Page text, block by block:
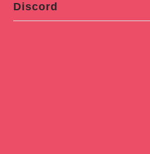
Discord